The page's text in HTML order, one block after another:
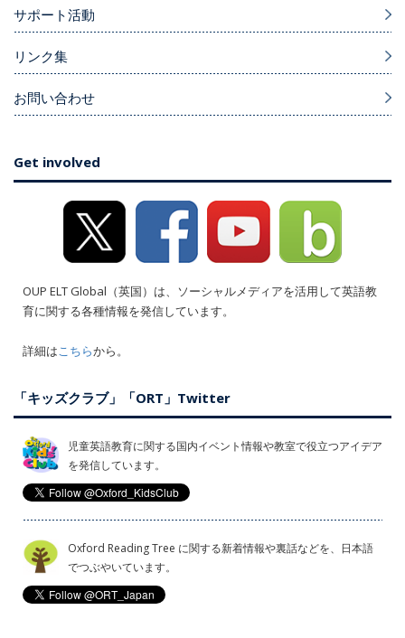
サポート活動
リンク集
お問い合わせ
Get involved
OUP ELT Global（英国）は、ソーシャルメディアを活用して英語教
育に関する各種情報を発信しています。
詳細はこちらから。
「キッズクラブ」「ORT」Twitter
児童英語教育に関する国内イベント情報や教室で役立つアイデア
を発信しています。
Oxford Reading Tree に関する新着情報や裏話などを、日本語
でつぶやいています。